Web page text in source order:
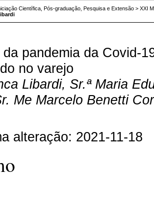
Científica, Pós-graduação, Pesquisa e Extensão> XXI
da pandemia da Covid-
no varejo
Libardi, Sr.ª Maria
Me Marcelo Benetti
alteração: 2021-11-18